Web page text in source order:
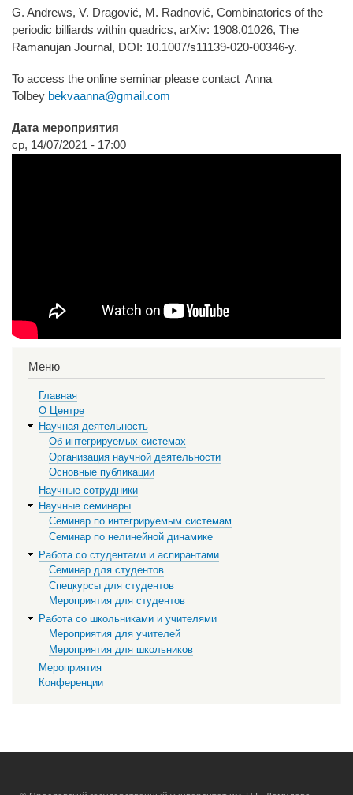
G. Andrews, V. Dragović, M. Radnović, Combinatorics of the
periodic billiards within quadrics, arXiv: 1908.01026, The
Ramanujan Journal, DOI: 10.1007/s11139-020-00346-y.
To access the online seminar please contact Anna
Tolbey bekvaanna@gmail.com
Дата мероприятия
ср, 14/07/2021 - 17:00
Меню
Главная
О Центре
Научная деятельность
Об интегрируемых системах
Организация научной деятельности
Основные публикации
Научные сотрудники
Научные семинары
Семинар по интегрируемым системам
Семинар по нелинейной динамике
Работа со студентами и аспирантами
Семинар для студентов
Спецкурсы для студентов
Мероприятия для студентов
Работа со школьниками и учителями
Мероприятия для учителей
Мероприятия для школьников
Мероприятия
Конференции